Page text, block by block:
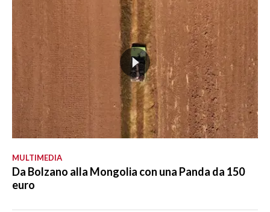
MULTIMEDIA
Da Bolzano alla Mongolia con una Panda da 150
euro